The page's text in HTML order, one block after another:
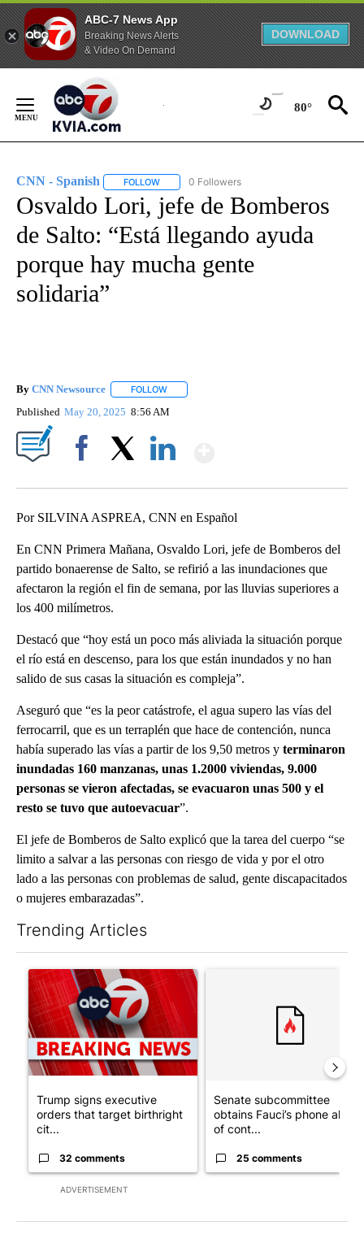
ABC-7 News App
Breaking News Alerts
& Video On Demand
DOWNLOAD
Content
80°
CNN - Spanish FOLLOW FOLLOW "CNN - SPANISH" TO RECEIVE
0 Followers
Osvaldo Lori, jefe de Bomberos
de Salto: “Está llegando ayuda
porque hay mucha gente
solidaria”
By CNN Newsource FOLLOW
Published May 20, 2025 8:56 AM
Por SILVINA ASPREA, CNN en Español
En CNN Primera Mañana, Osvaldo Lori, jefe de Bomberos del
partido bonaerense de Salto, se refirió a las inundaciones que
afectaron la región el fin de semana, por las lluvias superiores a
los 400 milímetros.
Destacó que “hoy está un poco más aliviada la situación porque
el río está en descenso, para los que están inundados y no han
salido de sus casas la situación es compleja”.
Aseguró que “es la peor catástrofe, el agua supero las vías del
ferrocarril, que es un terraplén que hace de contención, nunca
había superado las vías a partir de los 9,50 metros y terminaron
inundadas 160 manzanas, unas 1.2000 viviendas, 9.000
personas se vieron afectadas, se evacuaron unas 500 y el
resto se tuvo que autoevacuar”.
El jefe de Bomberos de Salto explicó que la tarea del cuerpo “se
limito a salvar a las personas con riesgo de vida y por el otro
lado a las personas con problemas de salud, gente discapacitados
o mujeres embarazadas”.
Trending Articles
ADVERTISEMENT
A trending article titled "Trump signs executive orders that
Trump signs executive
orders that target birthright
cit...
32 comments
Senate subcommittee
obtains Fauci’s phone ahead
of cont...
25 comments